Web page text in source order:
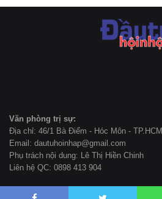
Văn phòng trị sự:
Địa chỉ: 46/1 Bà Điểm - Hóc Môn - TP.HCM
Email: dautuhoinhap@gmail.com
Phụ trách nội dung: Lê Thị Hiền Chinh
Liên hệ QC: 0898 413 904